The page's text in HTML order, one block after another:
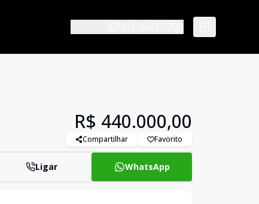
R$ 440.000,00
Compartilhar Favorito
Ligar WhatsApp